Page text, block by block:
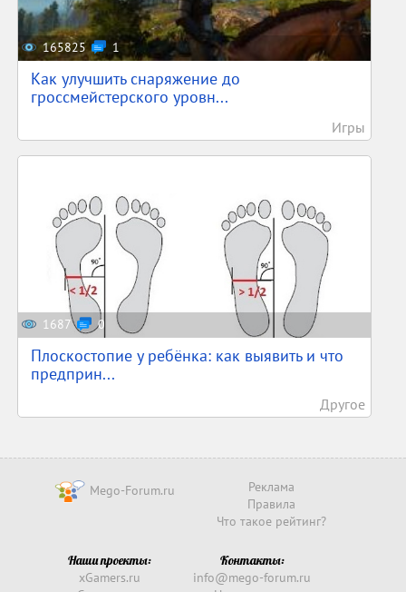
165825 1
Как улучшить снаряжение до
гроссмейстерского уровн...
Игры
1687 0
Плоскостопие у ребёнка: как выявить и что
предприн...
Другое
Mego-Forum.ru
Реклама
Правила
Что такое рейтинг?
Наши проекты:
xGamers.ru
Контакты:
info@mego-forum.ru